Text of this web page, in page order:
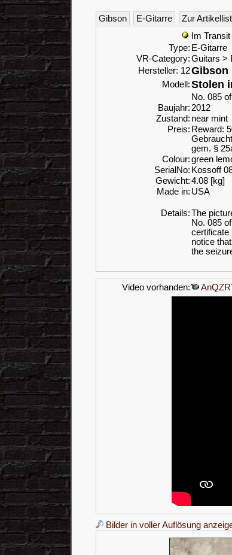
Gibson E-Gitarre Zur
Im
Type: E-Gitarre
VR-Category:Guitars >
Hersteller: 12Gibson
Modell:Stolen
No. 085
Baujahr: 2012
Zustand: near mint
Preis: Reward:
gem. §
Colour:green
SerialNo: Kossoff
Gewicht:4.08 [kg]
Made in: USA
Details:The
No. 085
certificate
notice
the
Video vorhanden:
Bilder in voller Auflösung